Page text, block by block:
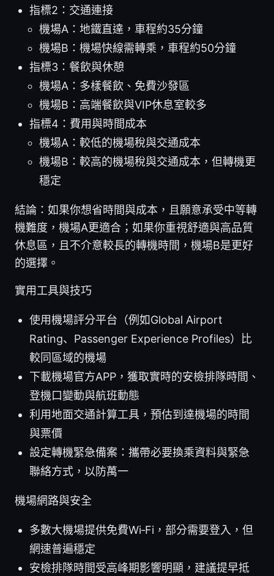
指標2：交通連接
機場A：地鐵直達，車程約35分鐘
機場B：機場快線需轉乘，車程約50分鐘
指標3：餐飲與休憩
機場A：多樣餐飲、免費沙發區
機場B：高端餐飲與VIP休息室較多
指標4：費用與時間成本
機場A：較低的機場稅與交通成本
機場B：較高的機場稅與交通成本，但轉機更
穩定
結論：如果你想省時間與成本，且願意承受中等轉
機難度，機場A更適合；如果你重視舒適與高品質
休息區，且不介意較長的轉機時間，機場B是更好
的選擇。
實用工具與技巧
使用機場評分平台（例如Global Airport
Rating、Passenger Experience Profiles）比
較同區域的機場
下載機場官方APP，獲取實時的安檢排隊時間、
登機口變動與航班動態
利用地面交通計算工具，預估到達機場的時間
與票價
設定轉機緊急備案：攜帶必要換乘資料與緊急
聯絡方式，以防萬一
機場網路與安全
多數大機場提供免費Wi‑Fi，部分需要登入，但
網速普遍穩定
安檢排隊時間受高峰期影響明顯，建議提早抵